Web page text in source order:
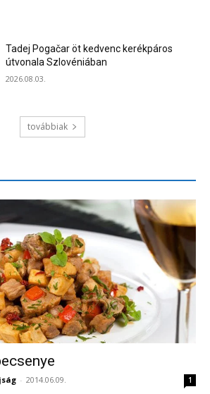
Tadej Pogačar öt kedvenc kerékpáros
útvonala Szlovéniában
2026.08.03.
továbbiak
- 2014.06.09. 1